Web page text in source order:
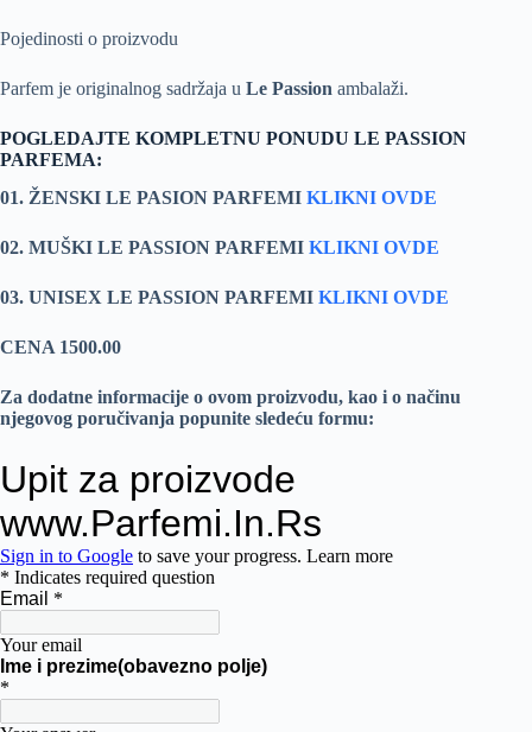
Pojedinosti o proizvodu
Parfem je originalnog sadržaja u Le Passion ambalaži.
POGLEDAJTE KOMPLETNU PONUDU LE PASSION
PARFEMA:
01. ŽENSKI LE PASION PARFEMI KLIKNI OVDE
02. MUŠKI LE PASSION PARFEMI KLIKNI OVDE
03. UNISEX LE PASSION PARFEMI KLIKNI OVDE
CENA 1500.00
Za dodatne informacije o ovom proizvodu, kao i o načinu
njegovog poručivanja popunite sledeću formu: